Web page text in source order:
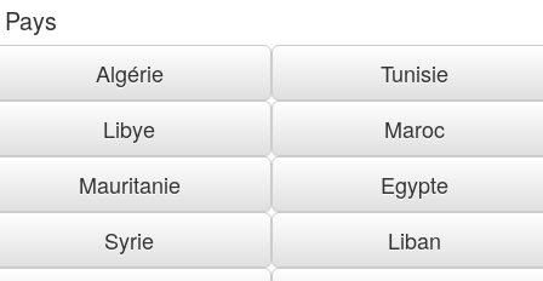
Pays
Algérie
Tunisie
Libye
Maroc
Mauritanie
Egypte
Syrie
Liban